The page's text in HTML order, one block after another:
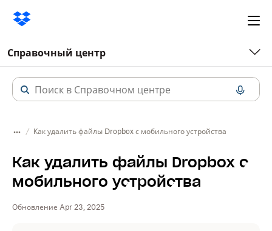
Справочный центр
Как удалить файлы Dropbox с мобильного устройства
Как удалить файлы Dropbox с
мобильного устройства
Обновление Apr 23, 2025